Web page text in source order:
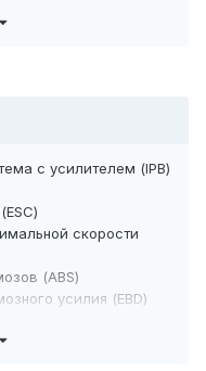
с усилителем (IPB)
скорости
(ABS)
усилия (EBD)
(VDC)